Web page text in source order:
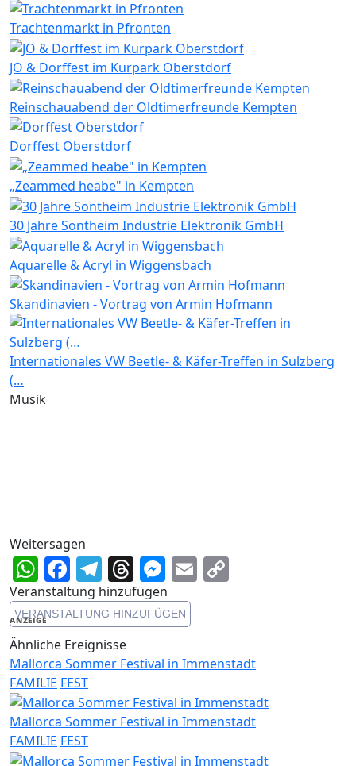
Trachtenmarkt in Pfronten
JO & Dorffest im Kurpark Oberstdorf
Reinschauabend der Oldtimerfreunde Kempten
Dorffest Oberstdorf
„Zeammed heabe" in Kempten
30 Jahre Sontheim Industrie Elektronik GmbH
Aquarelle & Acryl in Wiggensbach
Skandinavien - Vortrag von Armin Hofmann
Internationales VW Beetle- & Käfer-Treffen in Sulzberg
(…
Musik
Weitersagen
WhatsApp
Facebook
Telegram
Threads
Messenger
Email
Veranstaltung hinzufügen
VERANSTALTUNG HINZUFÜGEN
ANZEIGE
Ähnliche Ereignisse
Mallorca Sommer Festival in Immenstadt
FAMILIE FEST
Mallorca Sommer Festival in Immenstadt
FAMILIE FEST